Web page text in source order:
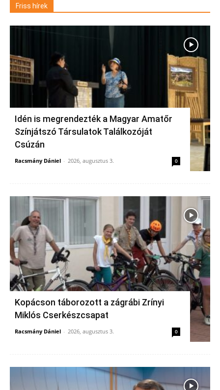
Friss hírek
Idén is megrendezték a Magyar Amatőr
Színjátszó Társulatok Találkozóját
Csúzán
Racsmány Dániel - 2026, augusztus 3. 0
Kopácson táborozott a zágrábi Zrínyi
Miklós Cserkészcsapat
Racsmány Dániel - 2026, augusztus 3. 0